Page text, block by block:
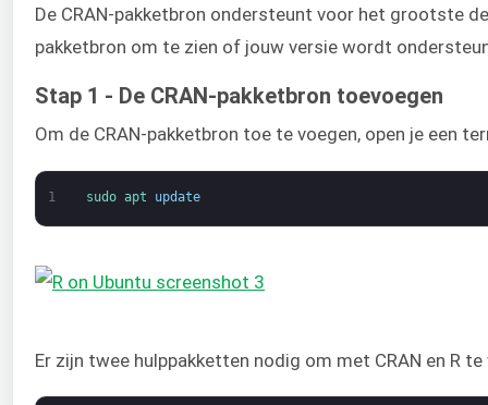
De CRAN-pakketbron ondersteunt voor het grootste
pakketbron om te zien of jouw versie wordt
Stap 1 - De CRAN-pakketbron toevoegen
Om de CRAN-pakketbron toe te voegen, open je een
1 sudo apt update
Er zijn twee hulppakketten nodig om met CRAN en R